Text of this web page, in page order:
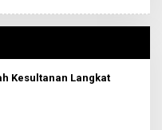
Kesultanan Langkat